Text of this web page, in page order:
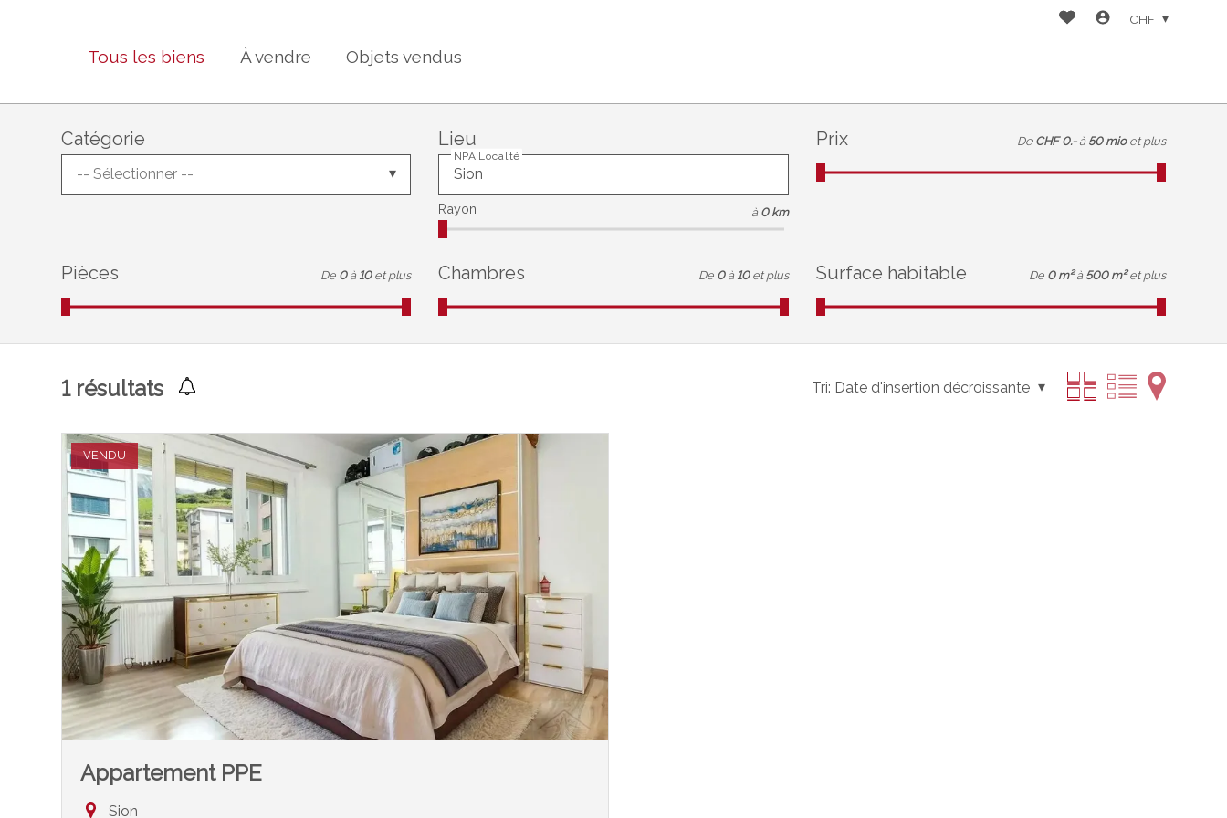
Tous les biens À vendre Objets vendus
CHF
Catégorie
-- Sélectionner --
Lieu
NPA Localité
Rayon à 0 km
Prix De CHF 0.- à 50 mio et plus
Pièces De 0 à 10 et plus Chambres De 0 à 10 et plus Surface habitable De 0 m² à 500 m² et plus
1résultats Tri: Date d'insertion décroissante
VENDU
Appartement PPE
Sion